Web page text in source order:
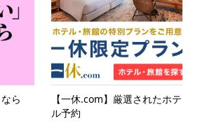
ら
【一休.com】厳選されたホテ
ル予約